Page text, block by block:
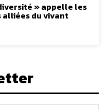
» appelle les
alliées du vivant